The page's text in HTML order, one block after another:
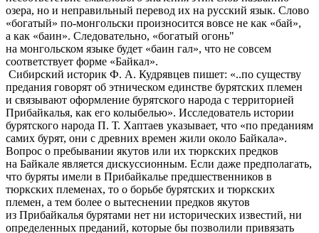
озера, но и неправильный перевод их на русский язык. Слово
«богатый» по-монгольски произносится вовсе не как «бай»,
а как «баин». Следовательно, «богатый огонь"
на монгольском языке будет «баин гал», что не совсем
соответствует форме «Байкал».
Сибирский историк Ф. А. Кудрявцев пишет: «..по существу
предания говорят об этническом единстве бурятских племен
и связывают оформление бурятского народа с территорией
Прибайкалья, как его колыбелью». Исследователь истории
бурятского народа П. Т. Хаптаев указывает, что «по преданиям
самих бурят, они с древних времен жили около Байкала».
Вопрос о пребывании якутов или их тюркских предков
на Байкале является дискуссионным. Если даже предполагать,
что буряты имели в Прибайкалье предшественников в
тюркских племенах, то о борьбе бурятских и тюркских
племен, а тем более о вытеснении предков якутов
из Прибайкалья бурятами нет ни исторических известий, ни
определенных преданий, которые бы позволили привязать